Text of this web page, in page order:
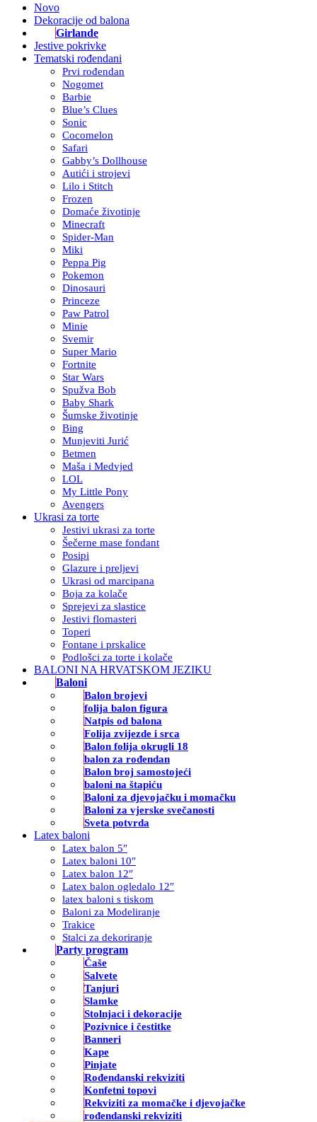
Novo
Dekoracije od balona
Girlande
Jestive pokrivke
Tematski rođendani
Prvi rođendan
Nogomet
Barbie
Blue’s Clues
Sonic
Cocomelon
Safari
Gabby’s Dollhouse
Autići i strojevi
Lilo i Stitch
Frozen
Domaće životinje
Minecraft
Spider-Man
Miki
Peppa Pig
Pokemon
Dinosauri
Princeze
Paw Patrol
Minie
Svemir
Super Mario
Fortnite
Star Wars
Spužva Bob
Baby Shark
Šumske životinje
Bing
Munjeviti Jurić
Betmen
Maša i Medvjed
LOL
My Little Pony
Avengers
Ukrasi za torte
Jestivi ukrasi za torte
Šečerne mase fondant
Posipi
Glazure i preljevi
Ukrasi od marcipana
Boja za kolače
Sprejevi za slastice
Jestivi flomasteri
Toperi
Fontane i prskalice
Podlošci za torte i kolače
BALONI NA HRVATSKOM JEZIKU
Baloni
Balon brojevi
folija balon figura
Natpis od balona
Folija zvijezde i srca
Balon folija okrugli 18
balon za rođendan
Balon broj samostojeći
baloni na štapiću
Baloni za djevojačku i momačku
Baloni za vjerske svečanosti
Sveta potvrda
Latex baloni
Latex balon 5″
Latex baloni 10″
Latex balon 12″
Latex balon ogledalo 12″
latex baloni s tiskom
Baloni za Modeliranje
Trakice
Stalci za dekoriranje
Party program
Čaše
Salvete
Tanjuri
Slamke
Stolnjaci i dekoracije
Pozivnice i čestitke
Banneri
Kape
Pinjate
Rođendanski rekviziti
Konfetni topovi
Rekviziti za momačke i djevojačke
rođendanski rekviziti